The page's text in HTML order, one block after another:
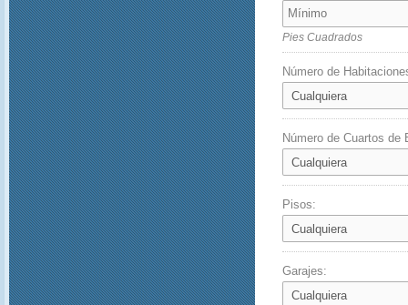
Pies Cuadrados
Número de
Número de Cuartos de
Pisos:
Garajes: